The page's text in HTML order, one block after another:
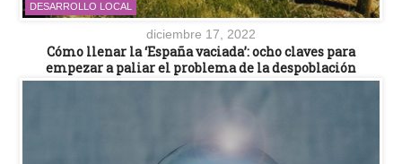
DESARROLLO LOCAL
diciembre 17, 2022
Cómo llenar la ‘España vaciada’: ocho claves para
empezar a paliar el problema de la despoblación